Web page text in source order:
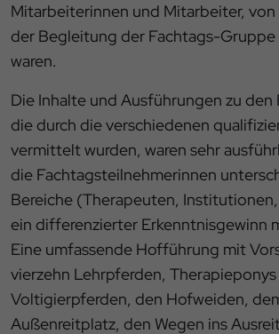
Mitarbeiterinnen und Mitarbeiter, von
der Begleitung der Fachtags-
waren.
Die Inhalte und Ausführungen zu den
die durch die verschiedenen
vermittelt wurden, waren sehr
die Fachtagsteilnehmerinnen
Bereiche (Therapeuten,
ein differenzierter Erkenntnisgewinn
Eine umfassende Hofführung mit
vierzehn Lehrpferden,
Voltigierpferden, den Hofweiden,
Außenreitplatz, den Wegen ins